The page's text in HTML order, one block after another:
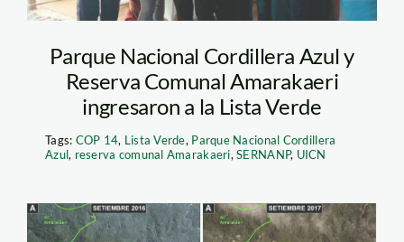
Parque Nacional Cordillera Azul y
Reserva Comunal Amarakaeri
ingresaron a la Lista Verde
Tags: COP 14, Lista Verde, Parque Nacional Cordillera
Azul, reserva comunal Amarakaeri,SERNANP, UICN